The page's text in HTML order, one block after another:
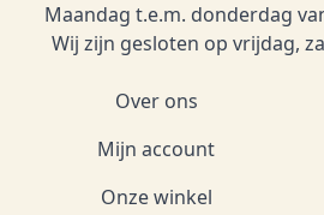
Maandag t.e.m. donderdag
Wij zijn gesloten op vrijdag,
Over ons
Mijn account
Onze winkel